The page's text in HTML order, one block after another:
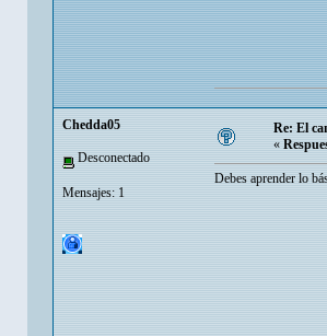
Chedda05
Desconectado
Mensajes: 1
Re: El
«
Debes aprender lo